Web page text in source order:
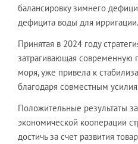
балансировку зимнего
дефицита воды для ирригации.
Принятая в 2024 году
затрагивающая современную
моря, уже привела к
благодаря совместным
Положительные результаты
экономической кооперации
достичь за счет развития